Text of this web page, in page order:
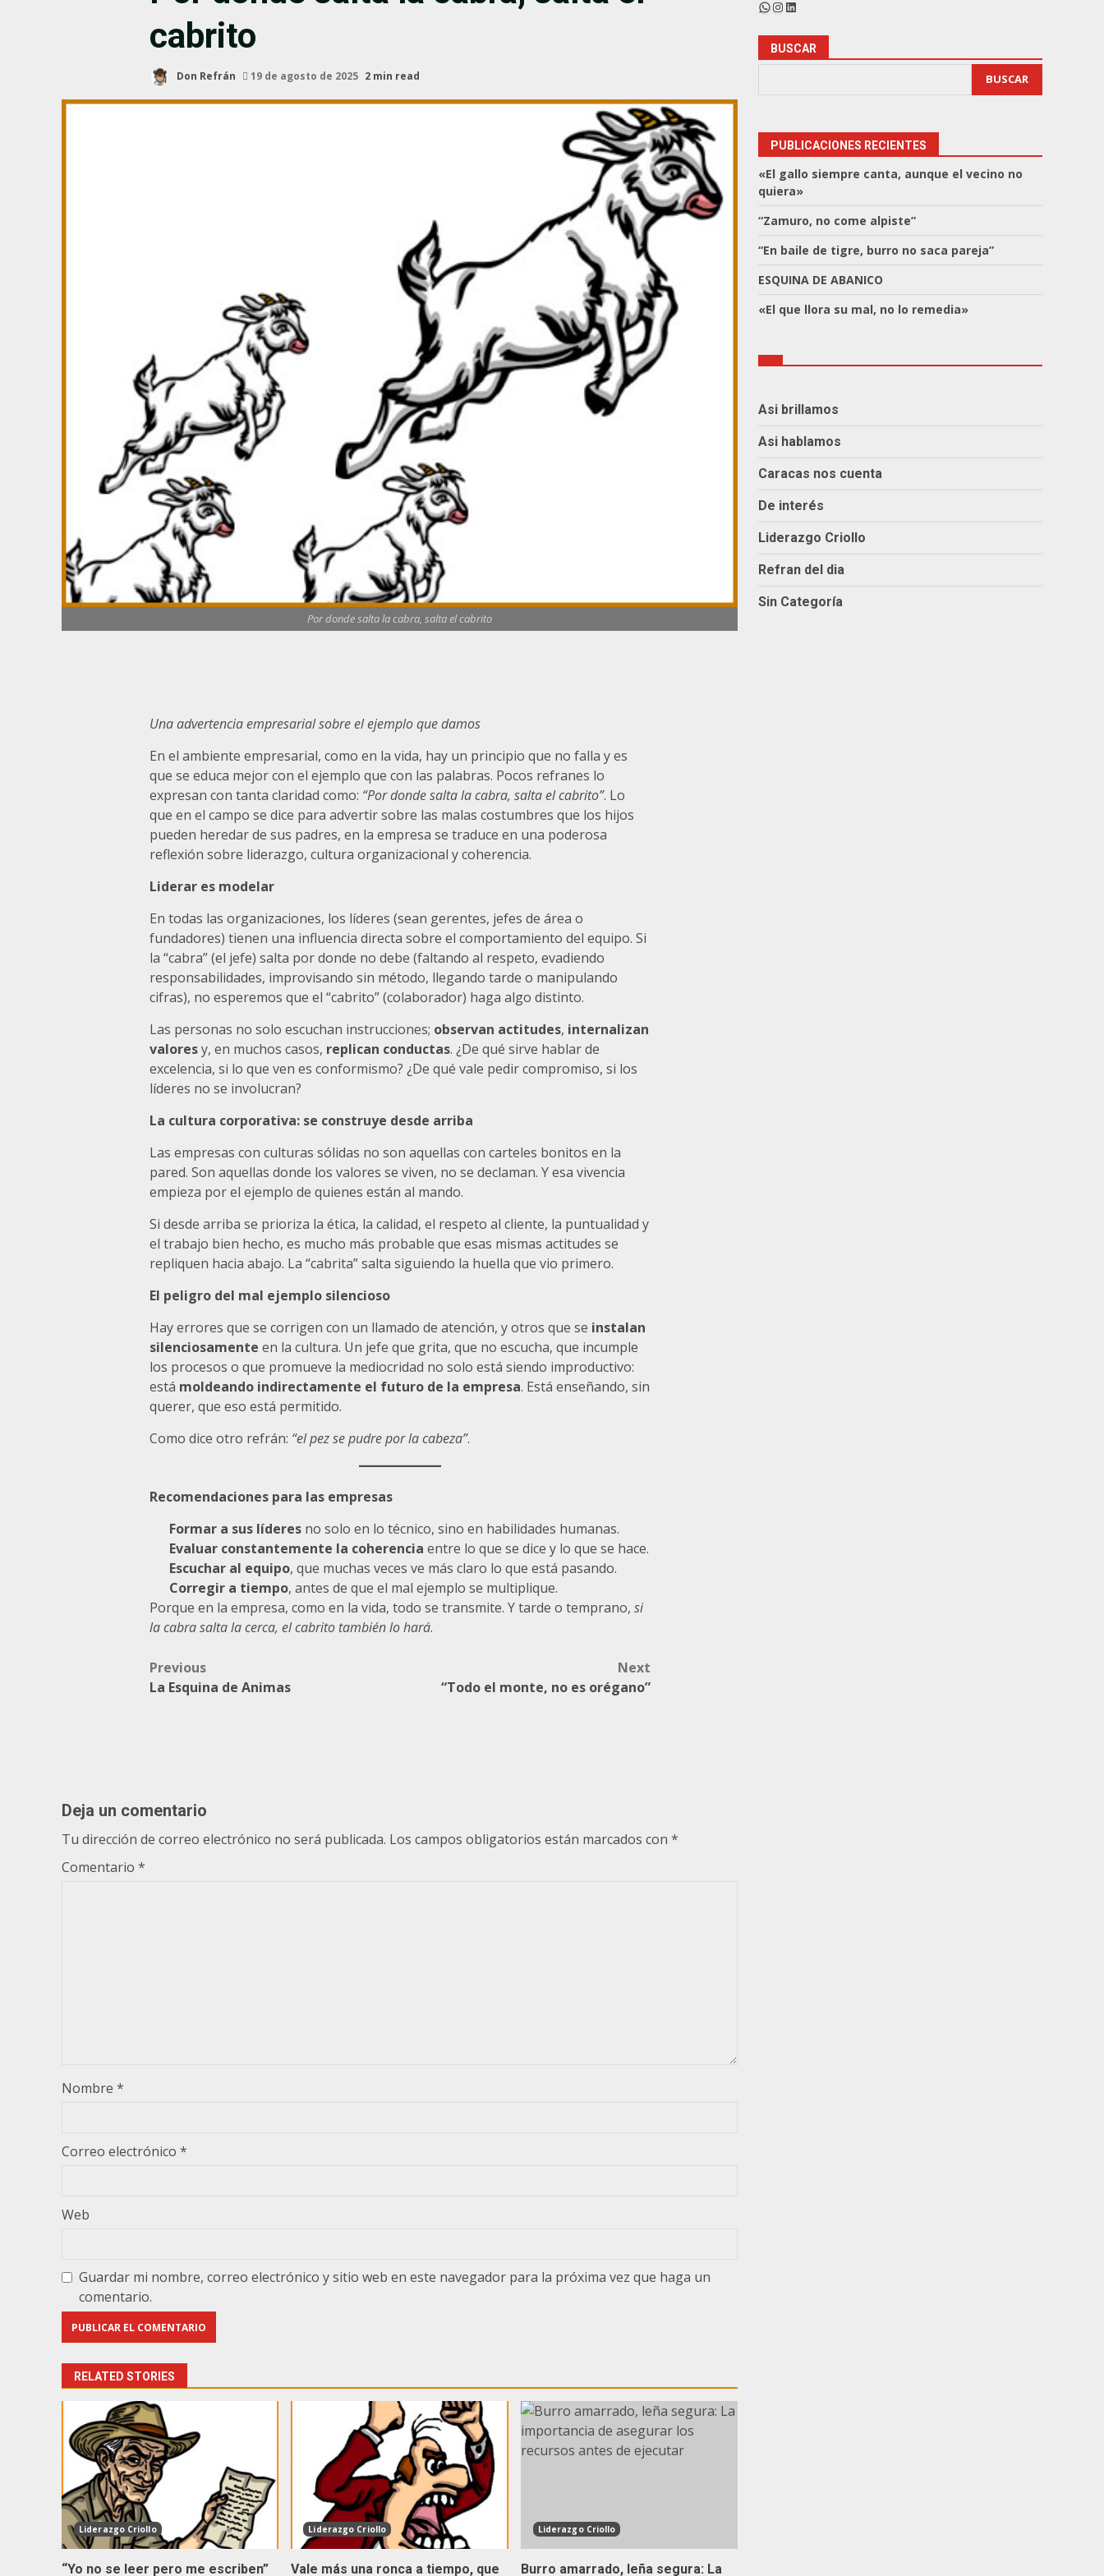
cabrito
Don Refrán 19 de agosto de 2025 2 min read
Por donde salta la cabra, salta el cabrito
Una advertencia empresarial sobre el ejemplo que damos
En el ambiente empresarial, como en la vida, hay un principio que no falla y es
que se educa mejor con el ejemplo que con las palabras. Pocos refranes lo
expresan con tanta claridad como: “Por donde salta la cabra, salta el cabrito”. Lo
que en el campo se dice para advertir sobre las malas costumbres que los hijos
pueden heredar de sus padres, en la empresa se traduce en una poderosa
reflexión sobre liderazgo, cultura organizacional y coherencia.
Liderar es modelar
En todas las organizaciones, los líderes (sean gerentes, jefes de área o
fundadores) tienen una influencia directa sobre el comportamiento del equipo. Si
la “cabra” (el jefe) salta por donde no debe (faltando al respeto, evadiendo
responsabilidades, improvisando sin método, llegando tarde o manipulando
cifras), no esperemos que el “cabrito” (colaborador) haga algo distinto.
Las personas no solo escuchan instrucciones; observan actitudes, internalizan
valoresy, en muchos casos, replican conductas. ¿De qué sirve hablar de
excelencia, si lo que ven es conformismo? ¿De qué vale pedir compromiso, si los
líderes no se involucran?
La cultura corporativa: se construye desde arriba
Las empresas con culturas sólidas no son aquellas con carteles bonitos en la
pared. Son aquellas donde los valores se viven, no se declaman. Y esa vivencia
empieza por el ejemplo de quienes están al mando.
Si desde arriba se prioriza la ética, la calidad, el respeto al cliente, la puntualidad y
el trabajo bien hecho, es mucho más probable que esas mismas actitudes se
repliquen hacia abajo. La “cabrita” salta siguiendo la huella que vio primero.
El peligro del mal ejemplo silencioso
Hay errores que se corrigen con un llamado de atención, y otros que se instalan
silenciosamente en la cultura. Un jefe que grita, que no escucha, que incumple
los procesos o que promueve la mediocridad no solo está siendo improductivo:
está moldeando indirectamente el futuro de la empresa. Está enseñando, sin
querer, que eso está permitido.
Como dice otro refrán: “el pez se pudre por la cabeza”.
Recomendaciones para las empresas
Formar a sus líderesno solo en lo técnico, sino en habilidades humanas.
Evaluar constantemente la coherencia entre lo que se dice y lo que se hace.
Escuchar al equipo, que muchas veces ve más claro lo que está pasando.
Corregir a tiempo, antes de que el mal ejemplo se multiplique.
Porque en la empresa, como en la vida, todo se transmite. Y tarde o temprano, si
la cabra salta la cerca, el cabrito también lo hará.
Post
navigation
Previous
La Esquina de Animas
Next
“Todo el monte, no es orégano”
Deja un comentario
Tu dirección de correo electrónico no será publicada. Los campos obligatorios están marcados con *
Comentario *
Nombre *
Correo electrónico *
Web
Guardar mi nombre, correo electrónico y sitio web en este navegador para la próxima vez que haga un
comentario.
RELATED STORIES
Liderazgo Criollo
“Yo no se leer pero me escriben”
Liderazgo Criollo
Vale más una ronca a tiempo, que
Liderazgo Criollo
Burro amarrado, leña segura: La
WhatsApp
Instagram
LinkedIn
BUSCAR
BUSCAR
PUBLICACIONES RECIENTES
«El gallo siempre canta, aunque el vecino no
quiera»
“Zamuro, no come alpiste”
“En baile de tigre, burro no saca pareja”
ESQUINA DE ABANICO
«El que llora su mal, no lo remedia»
Asi brillamos
Asi hablamos
Caracas nos cuenta
De interés
Liderazgo Criollo
Refran del dia
Sin Categoría